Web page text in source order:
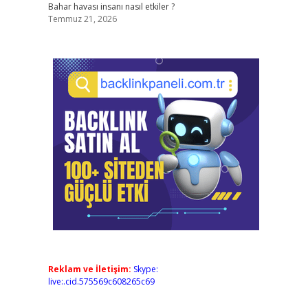
Bahar havası insanı nasıl etkiler ?
Temmuz 21, 2026
Reklam ve İletişim: Skype:
live:.cid.575569c608265c69